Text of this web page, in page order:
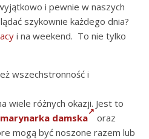
i pewnie w naszych
szykownie każdego dnia?
i na weekend. To nie tylko
wszechstronność i
wiele różnych okazji. Jest to
marynarka damska
oraz
mogą być noszone razem lub